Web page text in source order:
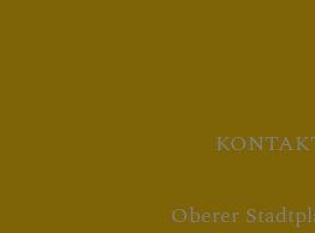
Oberer